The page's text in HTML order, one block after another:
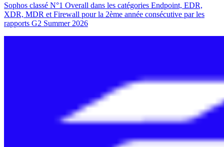
Sophos classé N°1 Overall dans les catégories Endpoint, EDR,
XDR, MDR et Firewall pour la 2ème année consécutive par les
rapports G2 Summer 2026